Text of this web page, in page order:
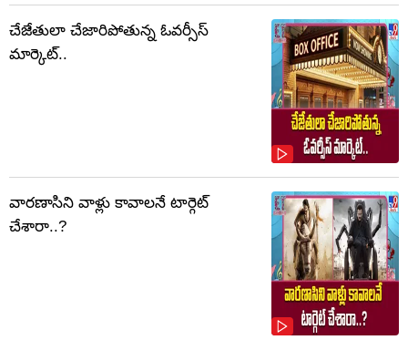
చేజేతులా చేజారిపోతున్న ఓవర్సీస్
మార్కెట్..
వారణాసిని వాళ్లు కావాలనే టార్గెట్
చేశారా..?